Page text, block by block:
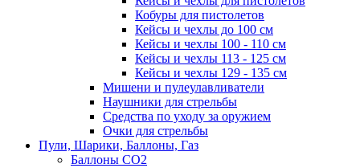
Кобуры для пистолетов
Кейсы и чехлы до 100 см
Кейсы и чехлы 100 - 110 см
Кейсы и чехлы 113 - 125 см
Кейсы и чехлы 129 - 135 см
Мишени и пулеулавливатели
Наушники для стрельбы
Средства по уходу за оружием
Очки для стрельбы
Пули, Шарики, Баллоны, Газ
Баллоны CO2